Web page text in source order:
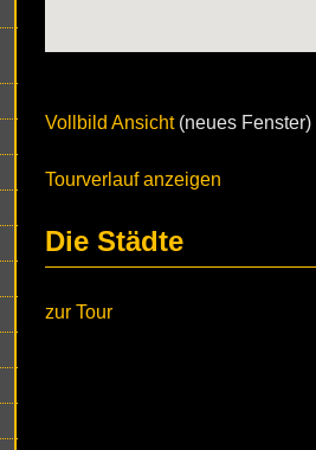
Vollbild Ansicht(neues Fenster)
Tourverlauf anzeigen
Die Städte
zur Tour